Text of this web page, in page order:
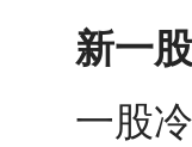
新一
一股